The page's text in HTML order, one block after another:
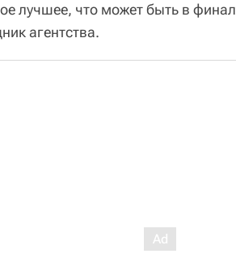
лучшее, что может быть в
агентства.